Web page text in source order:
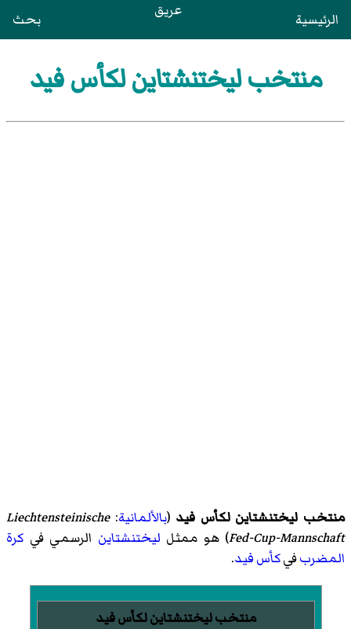
الرئيسية عريق بحث
منتخب ليختنشتاين لكأس فيد
منتخب ليختنشتاين لكأس فيد (بالألمانية:
Liechtensteinische
Fed-Cup-Mannschaft)‏ هو ممثل ليختنشتاين الرسمي في كرة
المضربفيكأس فيد.
منتخب ليختنشتاين لكأس فيد